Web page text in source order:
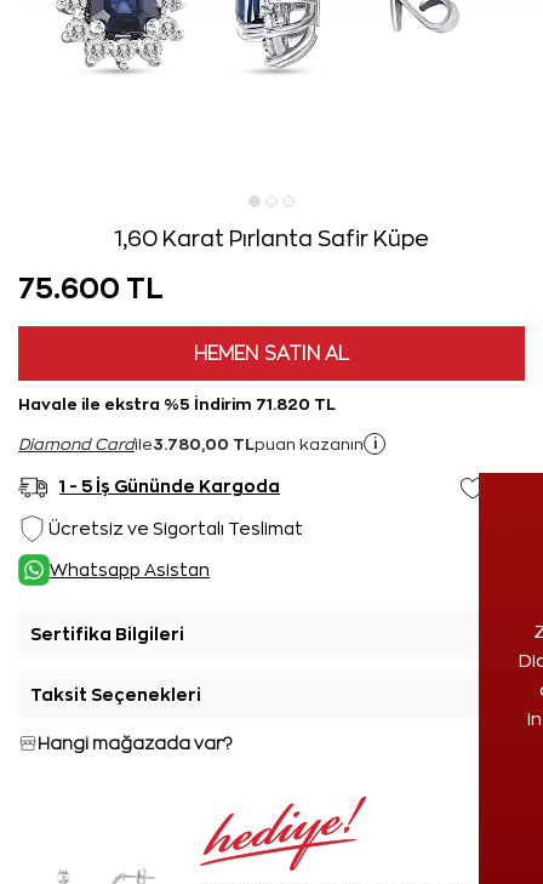
1,60 Karat Pırlanta Safir Küpe
75.600 TL
HEMEN SATIN AL
Havale ile ekstra %5 İndirim 71.820 TL
Diamond Cardile3.780,00 TL puan kazanın i
1 - 5 İş Gününde Kargoda
Ücretsiz ve Sigortalı Teslimat
Whatsapp Asistan
Sertifika Bilgileri
Taksit Seçenekleri
Hangi mağazada var?